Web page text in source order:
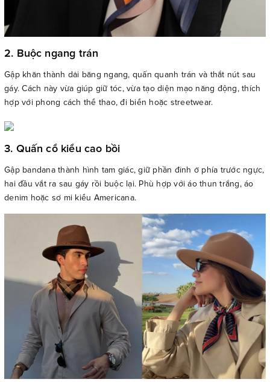
2. Buộc ngang trán
Gập khăn thành dải băng ngang, quấn quanh trán và thắt nút sau
gáy. Cách này vừa giúp giữ tóc, vừa tạo diện mạo năng động, thích
hợp với phong cách thể thao, đi biển hoặc streetwear.
3. Quấn cổ kiểu cao bồi
Gập bandana thành hình tam giác, giữ phần đỉnh ở phía trước ngực,
hai đầu vắt ra sau gáy rồi buộc lại. Phù hợp với áo thun trắng, áo
denim hoặc sơ mi kiểu Americana.